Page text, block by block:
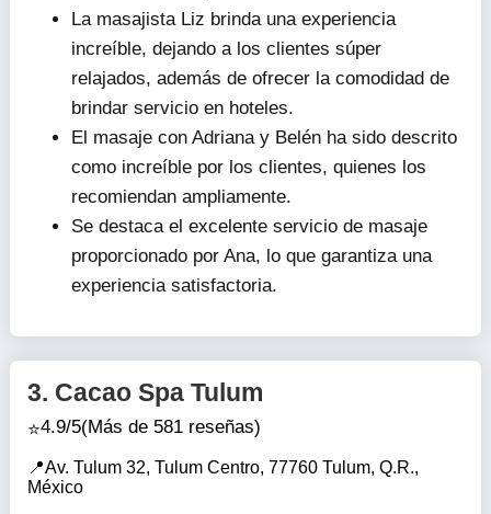
La masajista Liz brinda una experiencia
increíble, dejando a los clientes súper
relajados, además de ofrecer la comodidad de
brindar servicio en hoteles.
El masaje con Adriana y Belén ha sido descrito
como increíble por los clientes, quienes los
recomiendan ampliamente.
Se destaca el excelente servicio de masaje
proporcionado por Ana, lo que garantiza una
experiencia satisfactoria.
3. Cacao Spa Tulum
4.9/5(Más de 581 reseñas)
Av. Tulum 32, Tulum Centro, 77760 Tulum, Q.R.,
México